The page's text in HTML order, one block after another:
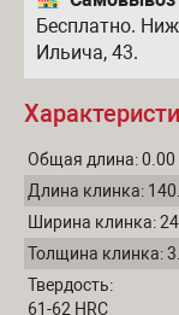
Бесплатно.
Ильича, 43.
Общая длина:0.00
Длина клинка:
Ширина клинка:
Толщина клинка:
Твердость:
61-62 HRC